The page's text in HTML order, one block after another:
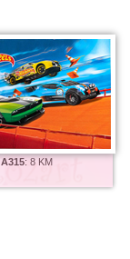
A315: 8 KM